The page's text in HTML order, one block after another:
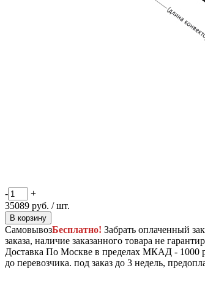
-
+
35089 руб. / шт.
В корзину
СамовывозБесплатно! Забрать оплаченный
заказа, наличие заказанного товара не
Доставка По Москве в пределах МКАД - 1000
до перевозчика. под заказ до 3 недель,